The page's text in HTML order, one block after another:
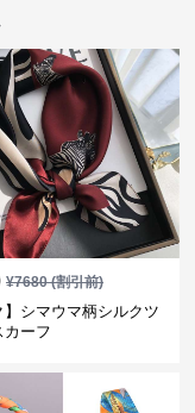
¥7680(割引前)
】シマウマ柄シルクツ
カーフ